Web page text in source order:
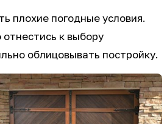
плохие погодные условия.
к выбору
облицовывать постройку.